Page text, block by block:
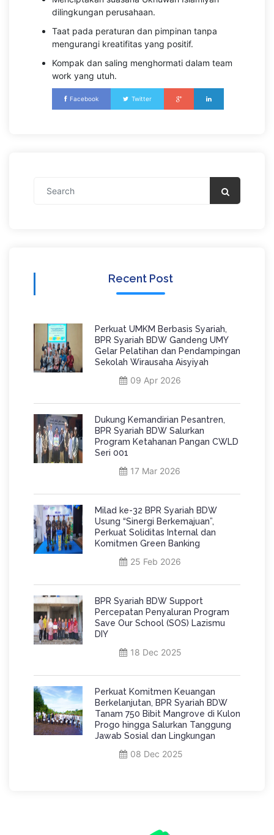
dilingkungan perusahaan.
Taat pada peraturan dan pimpinan tanpa
mengurangi kreatifitas yang positif.
Kompak dan saling menghormati dalam team
work yang utuh.
Facebook Twitter
Recent Post
Perkuat UMKM Berbasis Syariah,
BPR Syariah BDW Gandeng UMY
Gelar Pelatihan dan Pendampingan
Sekolah Wirausaha Aisyiyah
09 Apr 2026
Dukung Kemandirian Pesantren,
BPR Syariah BDW Salurkan
Program Ketahanan Pangan CWLD
Seri 001
17 Mar 2026
Milad ke-32 BPR Syariah BDW
Usung “Sinergi Berkemajuan”,
Perkuat Soliditas Internal dan
Komitmen Green Banking
25 Feb 2026
BPR Syariah BDW Support
Percepatan Penyaluran Program
Save Our School (SOS) Lazismu
DIY
18 Dec 2025
Perkuat Komitmen Keuangan
Berkelanjutan, BPR Syariah BDW
Tanam 750 Bibit Mangrove di Kulon
Progo hingga Salurkan Tanggung
Jawab Sosial dan Lingkungan
08 Dec 2025